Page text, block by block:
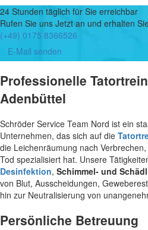
24 Stunden täglich für Sie erreichbar
Rufen Sie uns Jetzt an und erhalten
(+49) 0175 8366526
E-Mail senden
Professionelle
Adenbüttel
Schröder Service Team Nord ist ein
Unternehmen, das sich auf die
die Leichenräumung nach
Tod spezialisiert hat. Unsere
Desinfektion, Schimmel- und
von Blut, Ausscheidungen,
hin zur Neutralisierung von
Persönliche Betreuung